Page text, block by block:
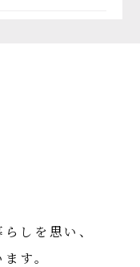
シエラ那覇開
完売いたしま
しを思い、
す。